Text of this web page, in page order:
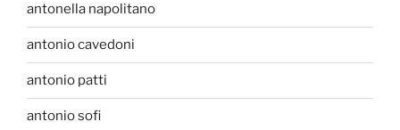
antonella napolitano
antonio cavedoni
antonio patti
antonio sofi